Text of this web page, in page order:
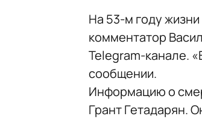
На 53-м году
комментатор
Telegram-канале.
сообщении.
Информацию о
Грант Гетадарян.